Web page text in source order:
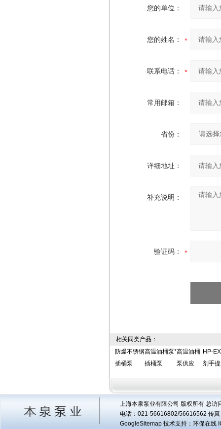
您的单位：
您的姓名：
联系电话：
常用邮箱：
省份：
详细地址：
补充说明：
验证码：
相关同类产品：
防爆不锈钢
插桶泵
高温油桶泵*
插桶泵
高温油桶
泵供应
HP-
剂手
上海本泉泵业有限公司 版权所有 总访
电话：021-56616802/56616562 传
GoogleSitemap技术支持：环保在线